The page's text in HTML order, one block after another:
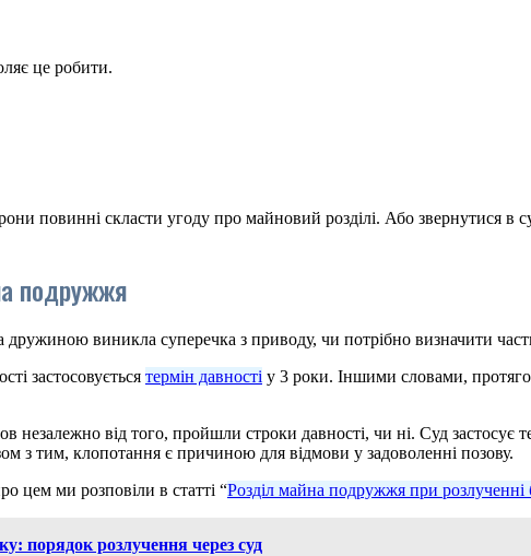
це робити.
повинні скласти угоду про майновий розділі. Або звернутися
подружжя
дружиною виникла суперечка з приводу, чи потрібно визначити
застосовується термін давності у 3 роки. Іншими словами,
незалежно від того, пройшли строки давності, чи ні. Суд застосує
з тим, клопотання є причиною для відмови у задоволенні позову.
цем ми розповіли в статті “Розділ майна подружжя при розлученні
порядок розлучення через суд